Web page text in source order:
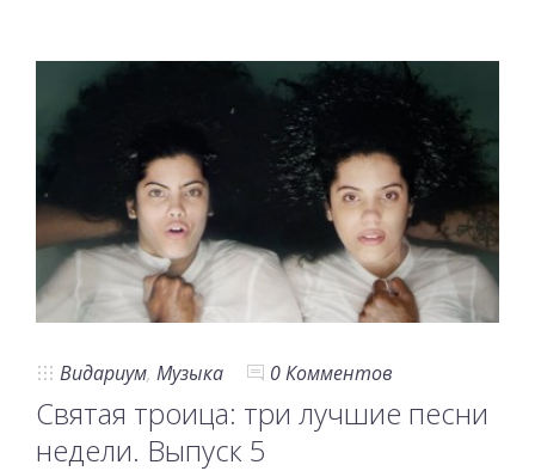
Видариум, Музыка 0 Комментов
Святая троица: три лучшие песни
недели. Выпуск 5